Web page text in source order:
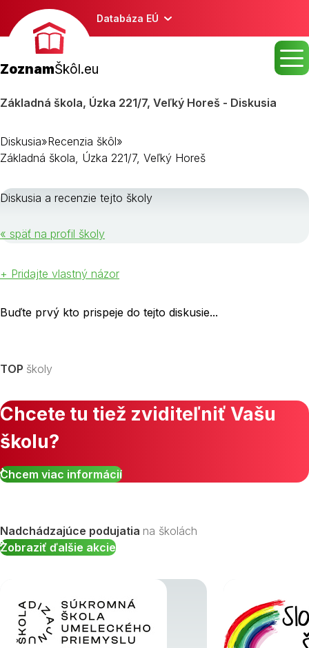
Databáza EÚ
ZoznamŠkôl.eu
Základná škola, Úzka 221/7, Veľký Horeš - Diskusia
Diskusia»Recenzia škôl»
Základná škola, Úzka 221/7, Veľký Horeš
Diskusia a recenzie tejto školy
« späť na profil školy
+ Pridajte vlastný názor
Buďte prvý kto prispeje do tejto diskusie...
TOP školy
Chcete tu tiež zviditeľniť Vašu
školu?
Chcem viac informácií
Nadchádzajúce podujatia na školách
Zobraziť ďalšie akcie